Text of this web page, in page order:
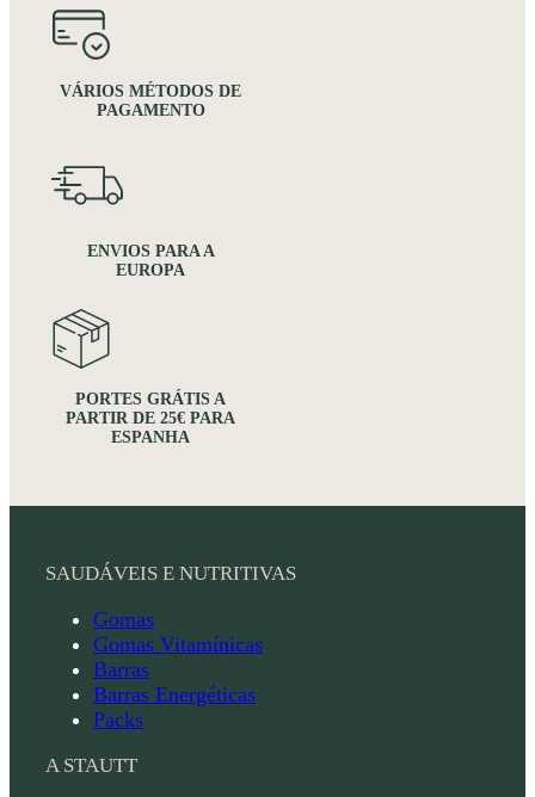
VÁRIOS MÉTODOS DE
PAGAMENTO
ENVIOS PARA A
EUROPA
PORTES GRÁTIS A
PARTIR DE 25€ PARA
ESPANHA
SAUDÁVEIS E NUTRITIVAS
Gomas
Gomas Vitamínicas
Barras
Barras Energéticas
Packs
A STAUTT